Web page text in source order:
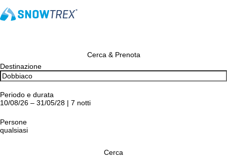
Cerca & Prenota
Destinazione
Periodo e durata
10/08/26 – 31/05/28 | 7 notti
Persone
qualsiasi
Cerca